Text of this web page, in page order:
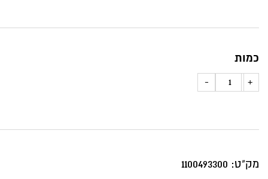
כמות
+
כמות
-
מק"ט: 1100493300